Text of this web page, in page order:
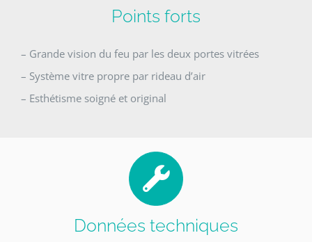
Points forts
– Grande vision du feu par les deux portes vitrées
– Système vitre propre par rideau d’air
– Esthétisme soigné et original
Données techniques